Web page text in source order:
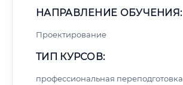
НАПРАВЛЕНИЕ ОБУЧЕНИЯ:
Проектирование
ТИП КУРСОВ:
профессиональная переподготовка